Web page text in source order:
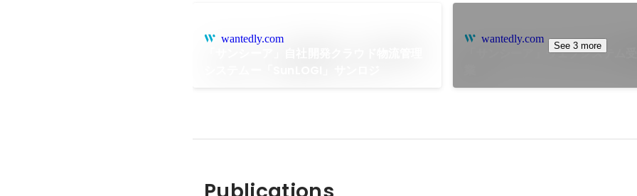
wantedly.com wantedly.com
「サンシーア」ウェブシステム
See 3 more